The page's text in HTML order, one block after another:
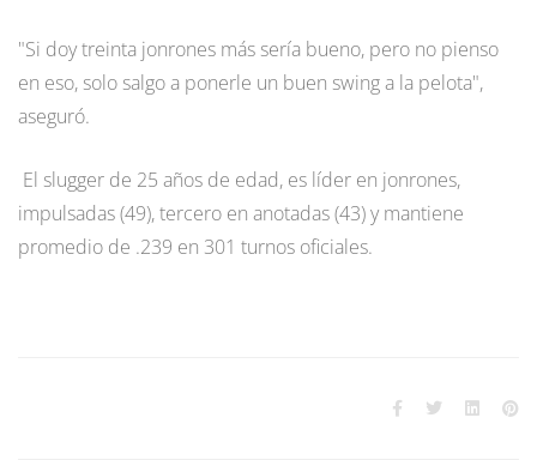
"Si doy treinta jonrones más sería bueno, pero no pienso
en eso, solo salgo a ponerle un buen swing a la pelota",
aseguró.
El slugger de 25 años de edad, es líder en jonrones,
impulsadas (49), tercero en anotadas (43) y mantiene
promedio de .239 en 301 turnos oficiales.